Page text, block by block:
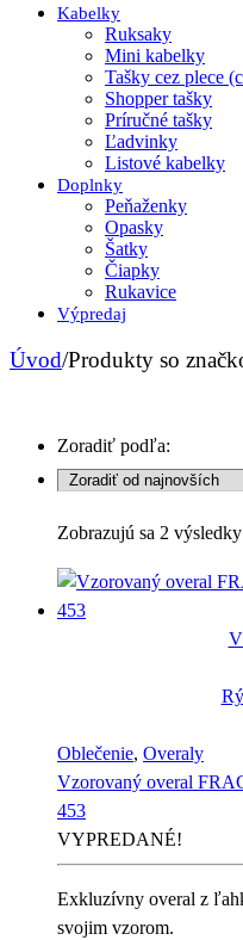
Kabelky
Ruksaky
Mini kabelky
Tašky cez plece
Shopper tašky
Príručné tašky
Ľadvinky
Listové kabelky
Doplnky
Peňaženky
Opasky
Šatky
Čiapky
Rukavice
Výpredaj
Úvod/Produkty so
Zoradiť podľa:
Zobrazujú sa 2 výsledky
Oblečenie, Overaly
Vzorovaný overal
453
VYPREDANÉ!
Exkluzívny overal z
svojim vzorom.